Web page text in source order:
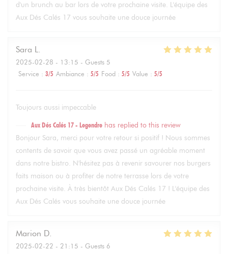
d'un brunch au bar lors de votre prochaine visite. L'équipe des
Aux Dés Calés 17 vous souhaite une douce journée
Sara L
2025-02-28 - 13:15 - Guests 5
Service : 3/5 Ambiance : 5/5 Food : 5/5 Value : 5/5
Toujours aussi impeccable
Aux Dés Calés 17 - Legendre has replied to this review
Bonjour Sara, merci pour votre retour si positif ! Nous sommes
contents de savoir que vous avez passé un agréable moment
dans notre bistro. N'hésitez pas à revenir savourer nos burgers
faits maison ou à profiter de notre terrasse lors de votre
prochaine visite. À très bientôt Aux Dés Calés 17 ! L'équipe des
Aux Dés Calés vous souhaite une douce journée
Marion D
2025-02-22 - 21:15 - Guests 6